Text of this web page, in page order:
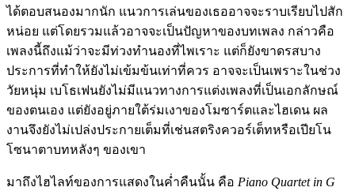
ได้ตอบสนองมากนัก แนวการเล่นของเธออาจจะราบเรียบไปสัก
หน่อย แต่โดยรวมแล้วอาจจะเป็นปัญหาของบทเพลง กล่าวคือ
เพลงนี้ถึงแม้ว่าจะมีท่วงทำนองที่ไพเราะ แต่ก็ยังขาดรสบาง
ประการที่ทำให้ยังไม่เข้มข้นเท่าที่ควร อาจจะเป็นเพราะในช่วง
วัยหนุ่ม เบโธเฟนยังไม่มีแนวทางการแต่งเพลงที่เป็นเอกลักษณ์
ของตนเอง แต่ยังอยู่ภายใต้ร่มเงาของโมซาร์ตและไฮเดน ผล
งานจึงยังไม่เปล่งประกายเต็มที่เช่นสตริงควอร์เต็ทหรือเปียโน
โซนาตาบทหลังๆ ของเขา
มาถึงไฮไลท์ของการแสดงในค่ำคืนนั้น คือ Piano Quartet in G